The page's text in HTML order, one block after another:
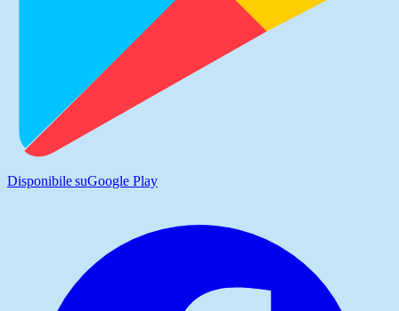
Disponibile suGoogle Play